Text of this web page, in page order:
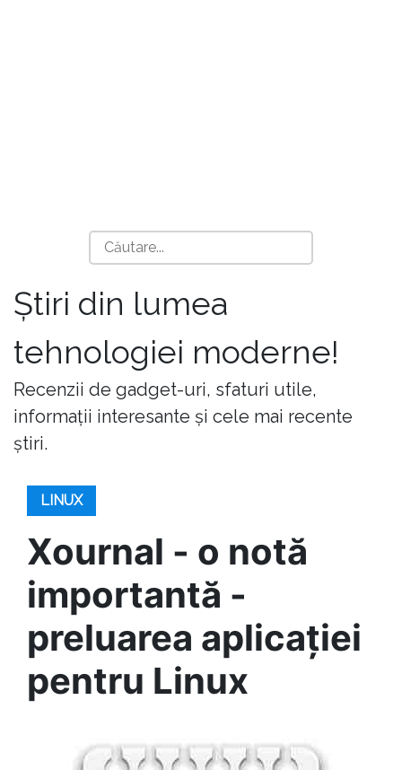
Știri din lumea
tehnologiei moderne!
Recenzii de gadget-uri, sfaturi utile,
informații interesante și cele mai recente
știri.
LINUX
Xournal - o notă
importantă -
preluarea aplicației
pentru Linux